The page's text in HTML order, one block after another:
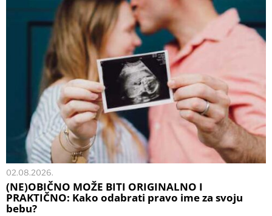
02.08.2026.
(NE)OBIČNO MOŽE BITI ORIGINALNO I
PRAKTIČNO: Kako odabrati pravo ime za svoju
bebu?